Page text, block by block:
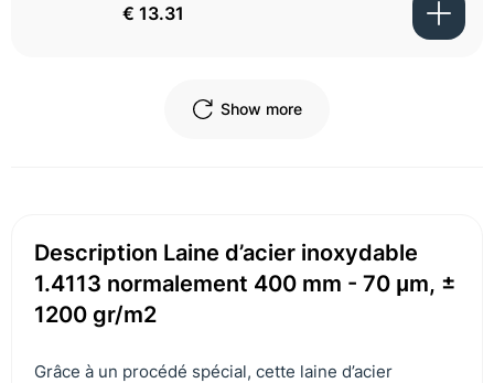
€ 13.31
Show more
Description Laine d’acier inoxydable
1.4113 normalement 400 mm - 70 μm, ±
1200 gr/m2
Grâce à un procédé spécial, cette laine d’acier